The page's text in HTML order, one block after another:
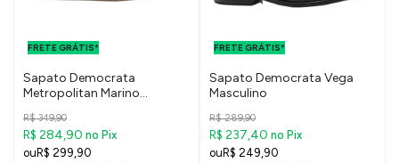
FRETE GRÁTIS*
Sapato Democrata
Metropolitan Marino
R$ 349,90
R$ 284,90 no Pix
R$ 299,90
FRETE GRÁTIS*
Sapato Democrata Vega
Masculino
R$ 289,90
R$ 237,40 no Pix
R$ 249,90